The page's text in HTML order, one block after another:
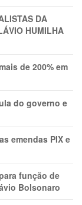
DA
HUMILHA
de 200% em
do governo e
emendas PIX e
função de
Bolsonaro